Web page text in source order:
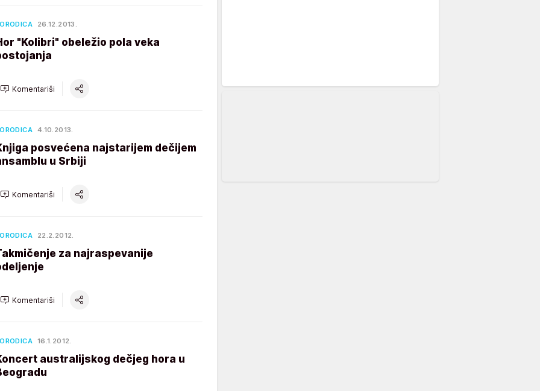
26.12.2013.
"Kolibri" obeležio pola veka
Komentariši
4.10.2013.
posvećena najstarijem dečijem
u Srbiji
Komentariši
22.2.2012.
za najraspevanije
Komentariši
16.1.2012.
australijskog dečjeg hora u